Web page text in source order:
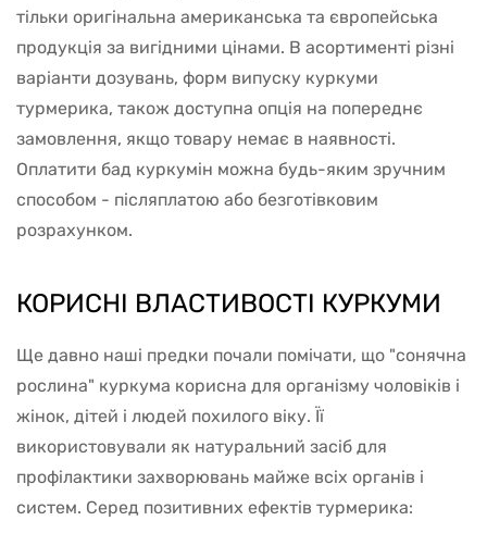
тільки оригінальна американська та європейська
продукція за вигідними цінами. В асортименті різні
варіанти дозувань, форм випуску куркуми
турмерика, також доступна опція на попереднє
замовлення, якщо товару немає в наявності.
Оплатити бад куркумін можна будь-яким зручним
способом - післяплатою або безготівковим
розрахунком.
КОРИСНІ ВЛАСТИВОСТІ КУРКУМИ
Ще давно наші предки почали помічати, що "сонячна
рослина" куркума корисна для організму чоловіків і
жінок, дітей і людей похилого віку. Її
використовували як натуральний засіб для
профілактики захворювань майже всіх органів і
систем. Серед позитивних ефектів турмерика: